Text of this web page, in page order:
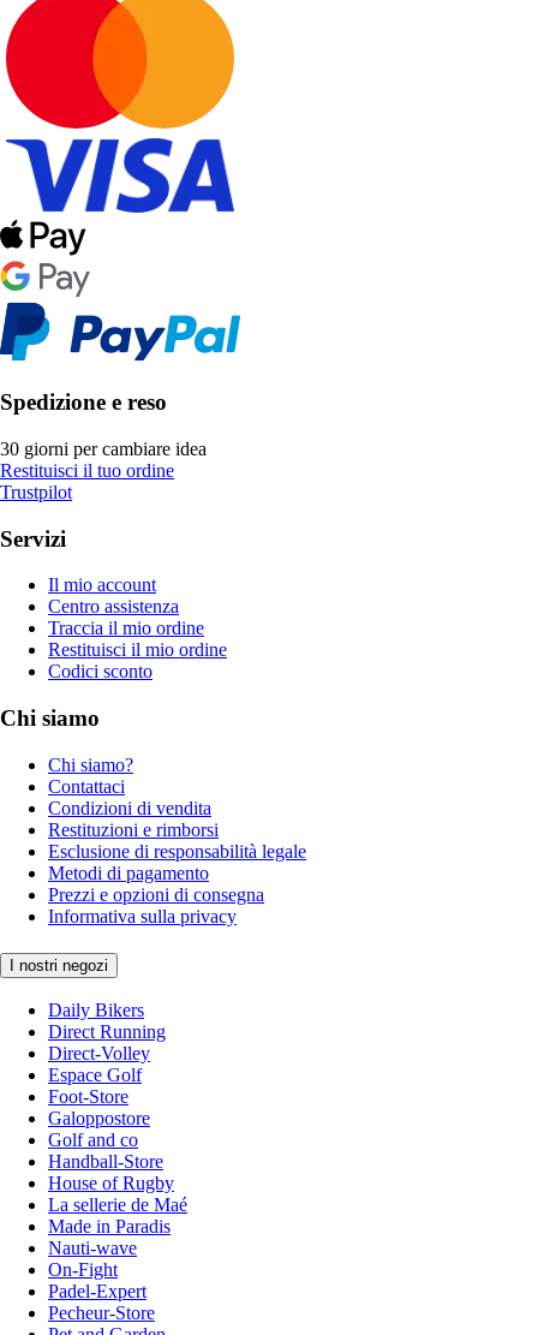
Spedizione e reso
30 giorni per cambiare idea
Restituisci il tuo ordine
Trustpilot
Servizi
Il mio account
Centro assistenza
Traccia il mio ordine
Restituisci il mio ordine
Codici sconto
Chi siamo
Chi siamo?
Contattaci
Condizioni di vendita
Restituzioni e rimborsi
Esclusione di responsabilità legale
Metodi di pagamento
Prezzi e opzioni di consegna
Informativa sulla privacy
I nostri negozi
Daily Bikers
Direct Running
Direct-Volley
Espace Golf
Foot-Store
Galoppostore
Golf and co
Handball-Store
House of Rugby
La sellerie de Maé
Made in Paradis
Nauti-wave
On-Fight
Padel-Expert
Pecheur-Store